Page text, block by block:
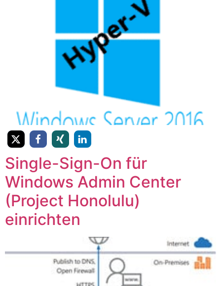
Single-Sign-On für
Windows Admin Center
(Project Honolulu)
einrichten